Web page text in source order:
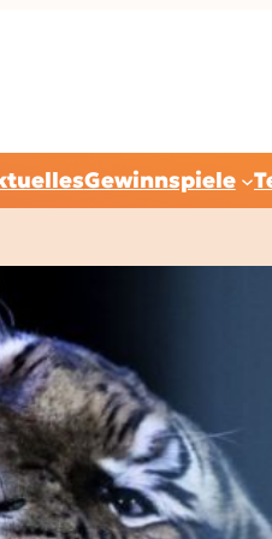
Gewinnspiele